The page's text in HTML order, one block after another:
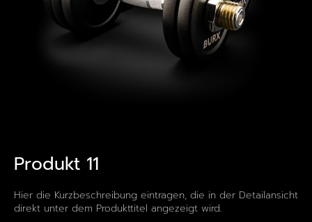
Produkt 11
Hier die Kurzbeschreibung eintragen, die in der Detailansicht
direkt unter dem Produkttitel angezeigt wird.